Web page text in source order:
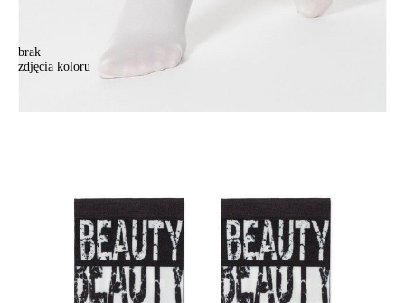
brak
zdjęcia koloru
Skarpetki damskie FANTASY 17С-34СP, r. 36-39, 051
+
DODAJ DO KOSZYKA
Jak złożyć zamówienie